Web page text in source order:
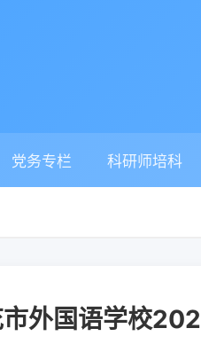
党务专栏 科研师培科
外国语学校